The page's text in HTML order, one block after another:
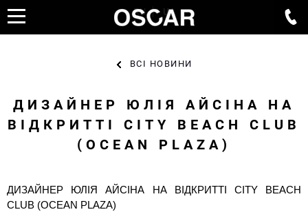
RU UA
ВСІ НОВИНИ
ДИЗАЙНЕР ЮЛІЯ АЙСІНА НА
ВІДКРИТТІ CITY BEACH CLUB
(OCEAN PLAZA)
ДИЗАЙНЕР ЮЛІЯ АЙСІНА НА ВІДКРИТТІ CITY BEACH
CLUB (OCEAN PLAZA)